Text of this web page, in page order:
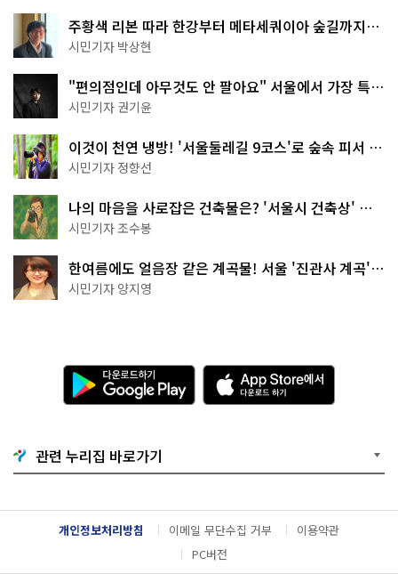
주황색 리본 따라 한강부터 메타세쿼이아 숲길까지…
서울둘레길 15코스
시민기자 박상현
"편의점인데 아무것도 안 팔아요" 서울에서 가장 특별
한 편의점의 정체
시민기자 권기윤
이것이 천연 냉방! '서울둘레길 9코스'로 숲속 피서 떠
나볼까
시민기자 정향선
나의 마음을 사로잡은 건축물은? '서울시 건축상' 수
상작 공개!
시민기자 조수봉
한여름에도 얼음장 같은 계곡물! 서울 '진관사 계곡'이
천국이네~
시민기자 양지영
다
운
로
기
G
o
g
l
e
A
p
p
e
서
다
운
관련 누리집 바로가기
개인정보처리방침 이메일 무단수집 거부
이용약관
PC버전